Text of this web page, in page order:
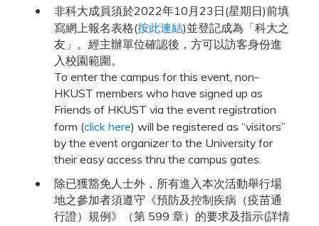
非科大成員須於2022年10月23日(星期日)前填
寫網上報名表格(按此連結)並登記成為「科大之
友」。經主辦單位確認後，方可以訪客身份進
入校園範圍。
To enter the campus for this event, non-
HKUST members who have signed up as
Friends of HKUST via the event registration
form (click here) will be registered as “visitors”
by the event organizer to the University for
their easy access thru the campus gates.
除已獲豁免人士外，所有進入本次活動舉行場
地之參加者須遵守《預防及控制疾病（疫苗通
行證）規例》（第 599 章）的要求及指示(詳情